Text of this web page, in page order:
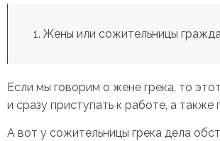
Жены или сожительницы
Если мы говорим о жене грека, то
и сразу приступать к работе, а
А вот у сожительницы грека дела